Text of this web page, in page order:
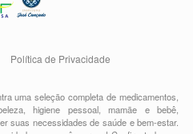
Política de Privacidade
uma seleção completa demedicamentos
,higiene pessoal,mamãe e bebê
suas necessidades de saúde e bem-estar.